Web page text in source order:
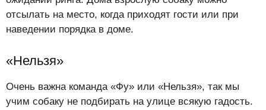
отсылать на место, когда приходят гости или при
наведении порядка в доме.
«Нельзя»
Очень важна команда «Фу» или «Нельзя», так мы
учим собаку не подбирать на улице всякую гадость.